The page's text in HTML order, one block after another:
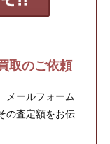
取のご依頼
メールフォーム
の査定額をお伝